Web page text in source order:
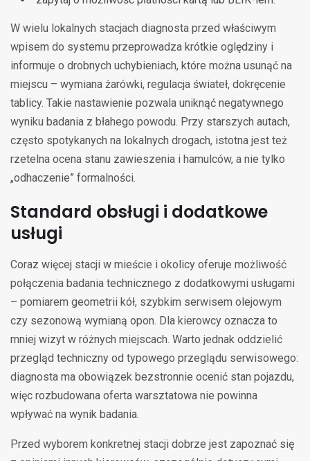
W wielu lokalnych stacjach diagnosta przed właściwym
wpisem do systemu przeprowadza krótkie oględziny i
informuje o drobnych uchybieniach, które można usunąć na
miejscu – wymiana żarówki, regulacja świateł, dokręcenie
tablicy. Takie nastawienie pozwala uniknąć negatywnego
wyniku badania z błahego powodu. Przy starszych autach,
często spotykanych na lokalnych drogach, istotna jest też
rzetelna ocena stanu zawieszenia i hamulców, a nie tylko
„odhaczenie” formalności.
Standard obsługi i dodatkowe
usługi
Coraz więcej stacji w mieście i okolicy oferuje możliwość
połączenia badania technicznego z dodatkowymi usługami
– pomiarem geometrii kół, szybkim serwisem olejowym
czy sezonową wymianą opon. Dla kierowcy oznacza to
mniej wizyt w różnych miejscach. Warto jednak oddzielić
przegląd techniczny od typowego przeglądu serwisowego:
diagnosta ma obowiązek bezstronnie ocenić stan pojazdu,
więc rozbudowana oferta warsztatowa nie powinna
wpływać na wynik badania.
Przed wyborem konkretnej stacji dobrze jest zapoznać się